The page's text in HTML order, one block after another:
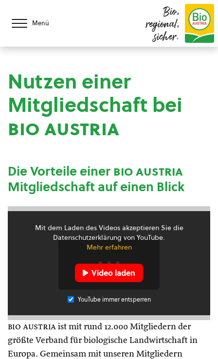
Menü
Bio,
regional,
sicher.
Nutzen einer
Mitgliedschaft bei
bio austria
Die Vorteile einerbio austria
Mitgliedschaft auf einen Blick
Mit dem Laden des Videos akzeptieren Sie die
Datenschutzerklärung von YouTube.
Mehr erfahren
Video laden
YouTube immer entsperren
bio austria ist mit rund 12.000 Mitgliedern der
größte Verband für biologische Landwirtschaft in
Europa. Gemeinsam mit unseren Mitgliedern